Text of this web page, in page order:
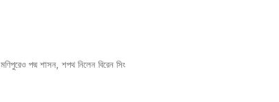
মণিপুরেও পদ্ম শাসন, শপথ নিলেন বিরেন সিং